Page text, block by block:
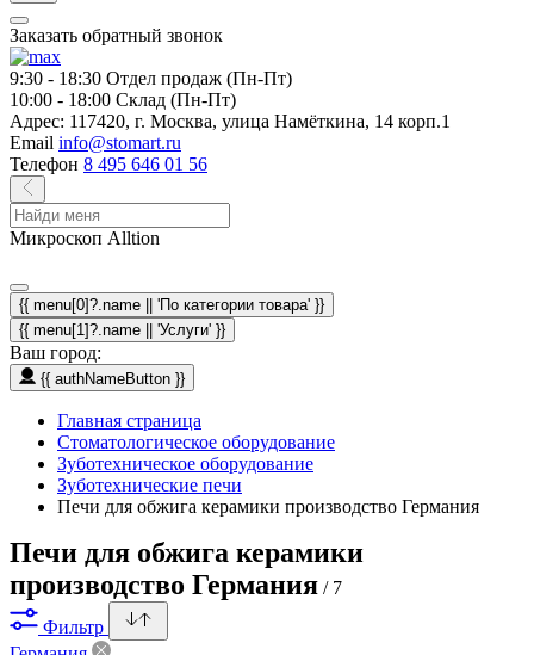
Заказать обратный звонок
9:30 - 18:30 Отдел продаж (Пн-Пт)
10:00 - 18:00 Склад (Пн-Пт)
Адрес: 117420, г. Москва, улица Намёткина, 14 корп.1
Email info@stomart.ru
Телефон 8 495 646 01 56
Микроскоп Alltion
{{ menu[0]?.name || 'По категории товара' }}
{{ menu[1]?.name || 'Услуги' }}
Ваш город:
{{ authNameButton }}
Главная страница
Стоматологическое оборудование
Зуботехническое оборудование
Зуботехнические печи
Печи для обжига керамики производство Германия
Печи для обжига керамики
производство Германия / 7
Фильтр